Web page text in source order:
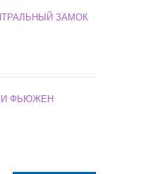
ЗАМОК
ФЬЮЖЕН